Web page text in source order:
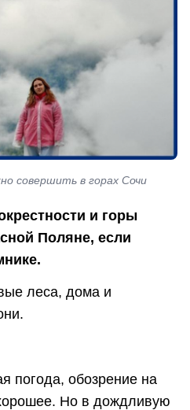
совершить в горах Сочи
и горы
Поляне, если
леса, дома и
погода, обозрение на
Но в дождливую